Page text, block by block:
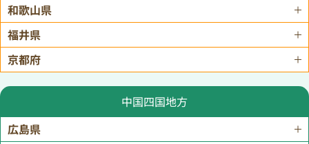
和歌山県
福井県
京都府
中国四国地方
広島県